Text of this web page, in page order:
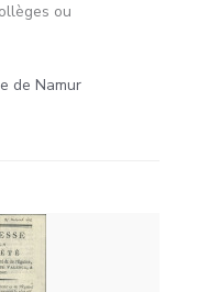
ou
de Namur